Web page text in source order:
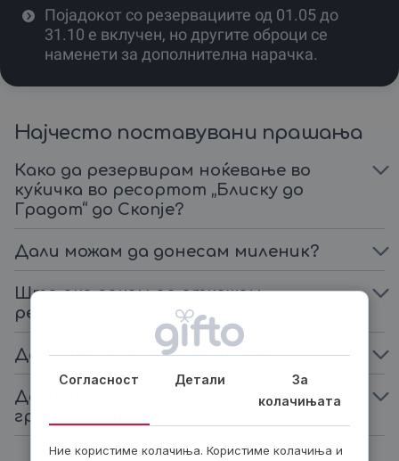
Појадокот со резервациите од 01.05 до
31.10 е вклучен, но другите оброци се
наменети за дополнителна нарачка.
Најчесто поставувани прашања
Како да резервирам ноќевање во
куќичка во ресортот „Блиску до
Градот“ до Скопjе?
Дали можам да донесам миленик?
Што ако сакам да откажам
резервација?
Дали има Wi-Fi во куќичките?
Дали има можност за организирање
групни настани?
Согласност Детали
За
колачињата
Ние користиме колачиња. Користиме колачиња и